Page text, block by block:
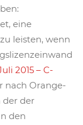
eine
leisten, wenn
2015 – C-
nach Orange-
der der
den